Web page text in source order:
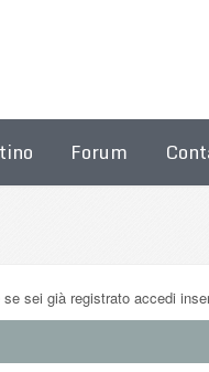
Forum
sei già registrato accedi